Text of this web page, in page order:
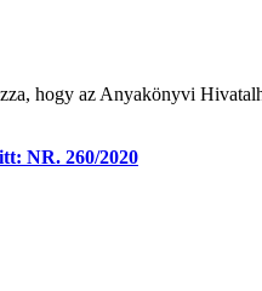
hogy az Anyakönyvi
NR. 260/2020